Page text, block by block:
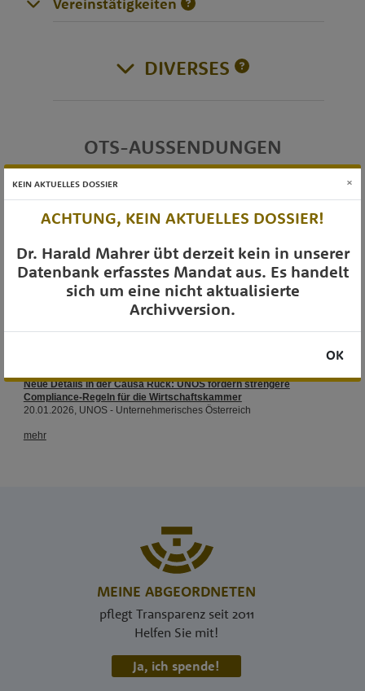
DIVERSES
MEINE ABGEORDNETEN
pflegt Transparenz seit 2011
Helfen Sie mit!
Ja, ich spende!
OTS-AUSSENDUNGEN
KEIN AKTUELLES DOSSIER ×
ACHTUNG, KEIN AKTUELLES DOSSIER!
Dr. Harald Mahrer übt derzeit kein in unserer
Datenbank erfasstes Mandat aus. Es handelt
sich um eine nicht aktualisierte
Archivversion.
OK